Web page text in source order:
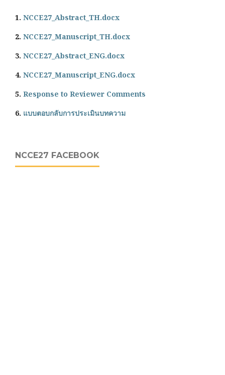
1. NCCE27_Abstract_TH.docx
2. NCCE27_Manuscript_TH.docx
3. NCCE27_Abstract_ENG.docx
4. NCCE27_Manuscript_ENG.docx
5. Response to Reviewer Comments
6. แบบตอบกลับการประเมินบทความ
NCCE27 FACEBOOK